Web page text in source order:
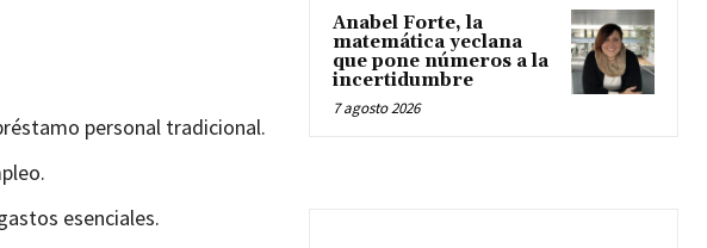
personal tradicional.
esenciales.
Anabel Forte, la
matemática yeclana
que pone números a la
incertidumbre
7 agosto 2026